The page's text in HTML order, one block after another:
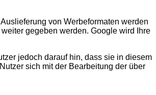
von Werbeformaten werden
gegeben werden. Google wird Ihre
jedoch darauf hin, dass sie in diesem
sich mit der Bearbeitung der über